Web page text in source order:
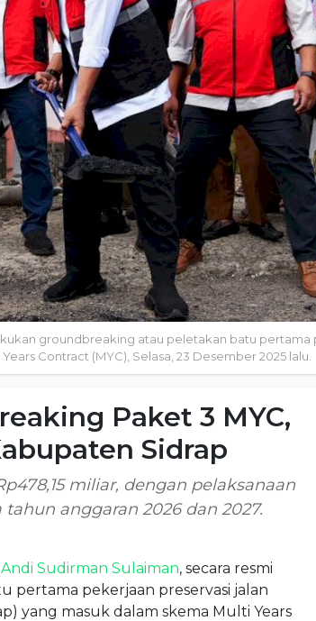
groundbreaking atau peletakan batu
Contract (MYC), Selasa, 23 Desember 2025 lalu.
Paket 3 MYC,
Sidrap
miliar, dengan pelaksanaan
anggaran 2026 dan 2027.
Andi Sudirman Sulaiman, secara resmi
pekerjaan preservasi jalan
yang masuk dalam skema Multi Years